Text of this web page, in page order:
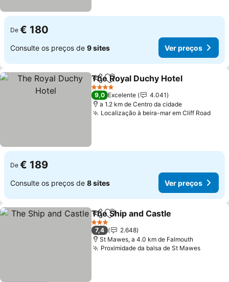
De € 180
Consulte os preços de 9 sites Ver preços
PartilharAdicionar aos favoritos
The Royal Duchy Hotel
4 Estrelas
9,0 Excelente
4.041
a 1.2 km de Centro da cidade
Localização à beira-mar em Cliff RoadVer
De € 189
Consulte os preços de 8 sites Ver preços
PartilharAdicionar aos favoritos
The Ship and Castle
3 Estrelas
7,4
2.648
St Mawes, a 4.0 km de Falmouth
Proximidade da balsa de St MawesVer